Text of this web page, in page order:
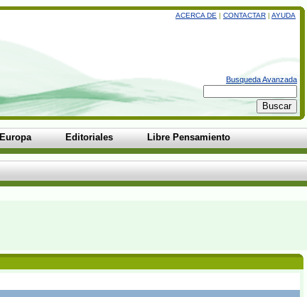
ACERCA DE | CONTACTAR | AYUDA
Busqueda Avanzada
Europa Editoriales Libre Pensamiento